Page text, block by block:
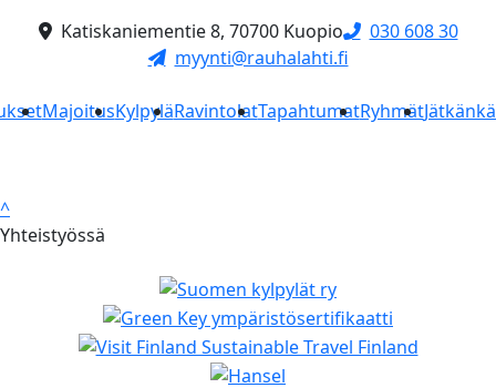
Katiskaniementie 8, 70700 Kuopio
030 608 30
myynti@rauhalahti.fi
MajoitusKylpyläRavintolatTapahtumatRyhmät
^
Yhteistyössä